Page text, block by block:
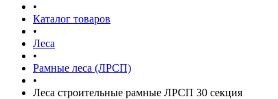
•
Каталог товаров
•
Леса
•
Рамные леса (ЛРСП)
•
Леса строительные рамные ЛРСП 30 секция